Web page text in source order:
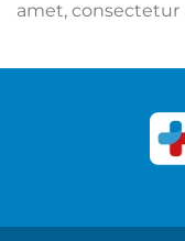
amet, consectetur
Congue felis
commodo,